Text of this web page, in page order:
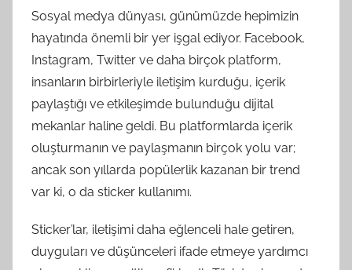
Sosyal medya dünyası, günümüzde hepimizin
hayatında önemli bir yer işgal ediyor. Facebook,
Instagram, Twitter ve daha birçok platform,
insanların birbirleriyle iletişim kurduğu, içerik
paylaştığı ve etkileşimde bulunduğu dijital
mekanlar haline geldi. Bu platformlarda içerik
oluşturmanın ve paylaşmanın birçok yolu var;
ancak son yıllarda popülerlik kazanan bir trend
var ki, o da sticker kullanımı.
Sticker’lar, iletişimi daha eğlenceli hale getiren,
duyguları ve düşünceleri ifade etmeye yardımcı